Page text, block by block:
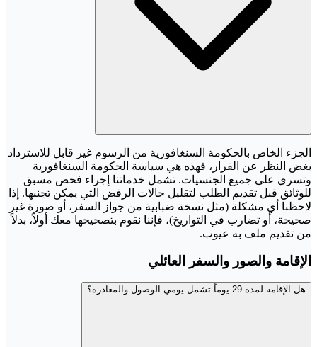
الجزء الخاص بالحكومة السنغافورية من الرسوم غير قابل للاسترداد
بغض النظر عن القرار، فهذه هي سياسة الحكومة السنغافورية
وتسري على جميع الجنسيات. تشمل خدماتنا إجراء فحص مسبق
للوثائق قبل تقديم الطلب لتقليل حالات الرفض التي يمكن تجنبها. إذا
لاحظنا أي مشكلة (مثل نسخة ضبابية من جواز السفر، أو صورة غير
صحيحة، أو تضارب في التواريخ)، فإننا نقوم بتصحيحها معك أولاً، بدلاً
من تقديم ملف به عيوب.
الإقامة والصور والسفر العائلي
هل الإقامة لمدة 29 يوماً تشمل يومي الوصول والمغادرة؟